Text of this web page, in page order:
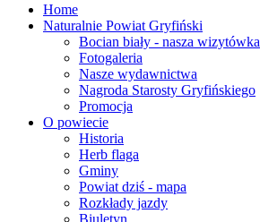
Home
Naturalnie Powiat Gryfiński
Bocian biały - nasza wizytówka
Fotogaleria
Nasze wydawnictwa
Nagroda Starosty Gryfińskiego
Promocja
O powiecie
Historia
Herb flaga
Gminy
Powiat dziś - mapa
Rozkłady jazdy
Biuletyn